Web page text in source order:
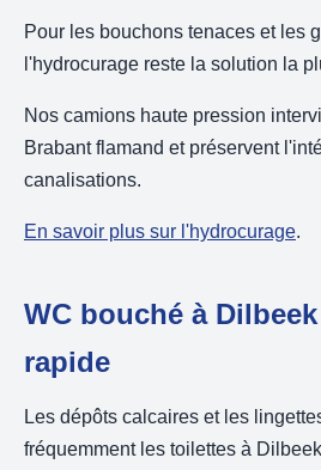
Pour les bouchons tenaces et les
l'hydrocurage reste la solution la
Nos camions haute pression
Brabant flamand et préservent
canalisations.
En savoir plus sur l'hydrocurage.
WC bouché à
rapide
Les dépôts calcaires et les
fréquemment les toilettes à